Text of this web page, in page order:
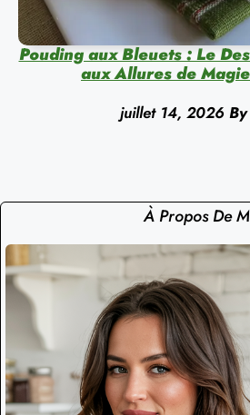
Pouding aux Bleuets : Le
aux Allures de
juillet 14, 2026 By
À Propos De